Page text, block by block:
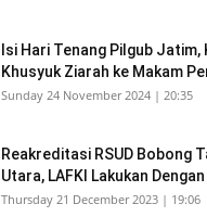
Isi Hari Tenang Pilgub Jatim,
Khusyuk Ziarah ke Makam
Sunday 24 November 2024 | 20:35
Reakreditasi RSUD Bobong
Utara, LAFKI Lakukan
Thursday 21 December 2023 | 19:06